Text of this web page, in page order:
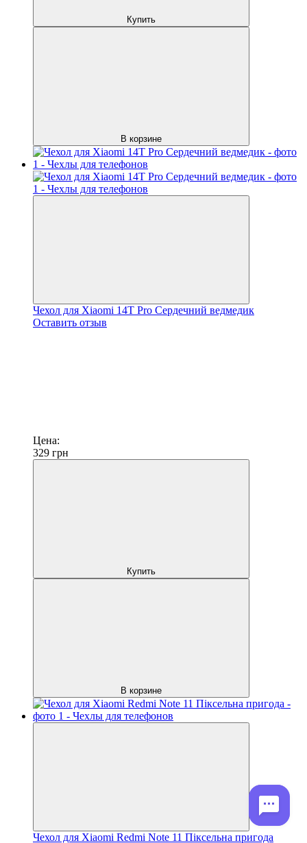
Купить
В корзине
Чехол для Xiaomi 14T Pro Сердечний ведмедик
Оставить отзыв
Цена:
329 грн
Купить
В корзине
Чехол для Xiaomi Redmi Note 11 Піксельна пригода